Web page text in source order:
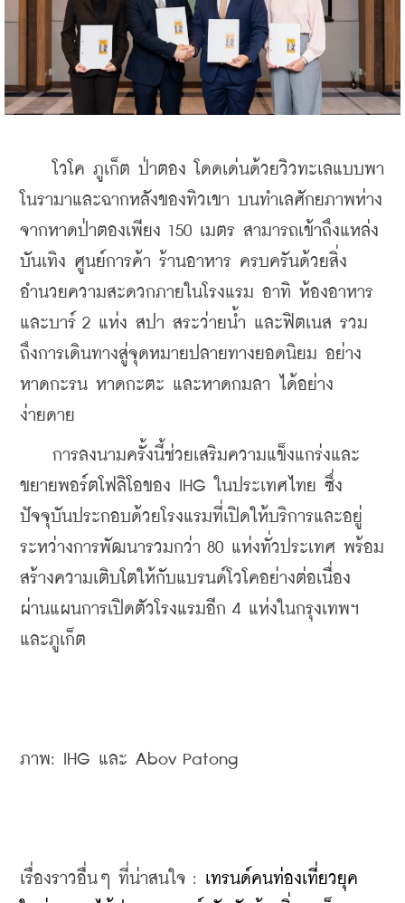
โวโค ภูเก็ต ป่าตอง โดดเด่นด้วยวิวทะเลแบบพา
โนรามาและฉากหลังของทิวเขา บนทำเลศักยภาพห่าง
จากหาดป่าตองเพียง 150 เมตร สามารถเข้าถึงแหล่ง
บันเทิง ศูนย์การค้า ร้านอาหาร ครบครันด้วยสิ่ง
อำนวยความสะดวกภายในโรงแรม อาทิ ห้องอาหาร
และบาร์ 2 แห่ง สปา สระว่ายน้ำ และฟิตเนส รวม
ถึงการเดินทางสู่จุดหมายปลายทางยอดนิยม อย่าง
หาดกะรน หาดกะตะ และหาดกมลา ได้อย่าง
ง่ายดาย
การลงนามครั้งนี้ช่วยเสริมความแข็งแกร่งและ
ขยายพอร์ตโฟลิโอของ IHG ในประเทศไทย ซึ่ง
ปัจจุบันประกอบด้วยโรงแรมที่เปิดให้บริการและอยู่
ระหว่างการพัฒนารวมกว่า 80 แห่งทั่วประเทศ พร้อม
สร้างความเติบโตให้กับแบรนด์โวโคอย่างต่อเนื่อง
ผ่านแผนการเปิดตัวโรงแรมอีก 4 แห่งในกรุงเทพฯ
และภูเก็ต
ภาพ: IHG และ Abov Patong
เรื่องราวอื่นๆ ที่น่าสนใจ : เทรนด์คนท่องเที่ยวยุค